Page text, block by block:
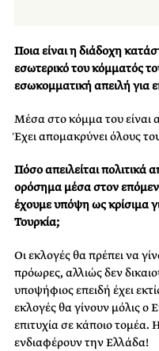
Ποια είναι η διάδοχη
εσωτερικό του κόμματός
εσωκομματική απειλή για
Μέσα στο κόμμα του είναι
Έχει απομακρύνει όλους
Πόσο απειλείται πολιτικά
ορόσημα μέσα στον
έχουμε υπόψη ως κρίσιμα
Τουρκία;
Οι εκλογές θα πρέπει να
πρόωρες, αλλιώς δεν
υποψήφιος επειδή έχει
εκλογές θα γίνουν μόλις ο
επιτυχία σε κάποιο τομέα.
ενδιαφέρουν την Ελλάδα!